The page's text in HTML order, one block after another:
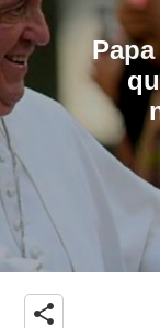
share